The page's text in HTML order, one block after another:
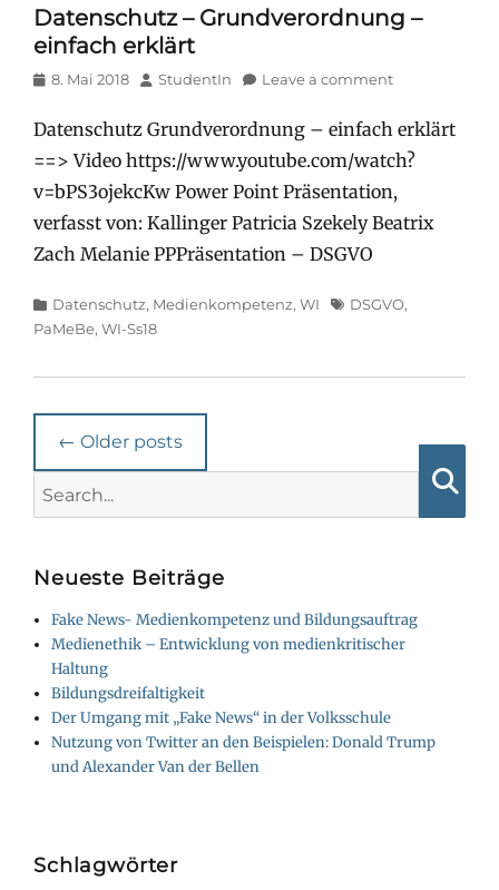
Datenschutz – Grundverordnung –
einfach erklärt
Posted
8. Mai 2018 Author
StudentIn Leave a comment
Datenschutz Grundverordnung – einfach erklärt
==> Video https://www.youtube.com/watch?
v=bPS3ojekcKw Power Point Präsentation,
verfasst von: Kallinger Patricia Szekely Beatrix
Zach Melanie PPPräsentation – DSGVO
Categories
Datenschutz, Medienkompetenz, WI TagsDSGVO,
PaMeBe, WI-Ss18
navigation
← Older posts
for:
Neueste Beiträge
Fake News- Medienkompetenz und Bildungsauftrag
Medienethik – Entwicklung von medienkritischer
Haltung
Bildungsdreifaltigkeit
Der Umgang mit „Fake News“ in der Volksschule
Nutzung von Twitter an den Beispielen: Donald Trump
und Alexander Van der Bellen
Schlagwörter